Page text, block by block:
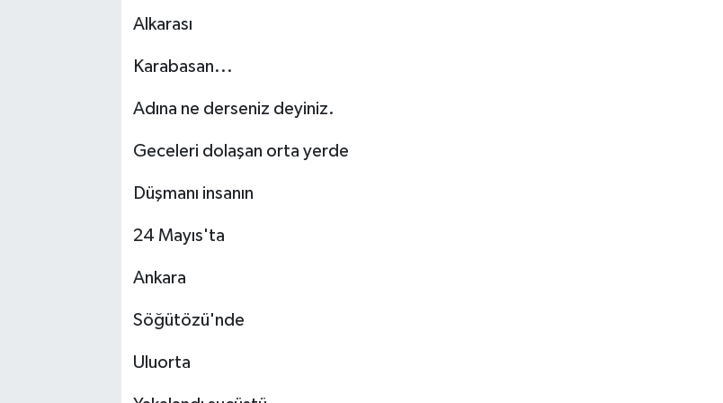
Alkarası
Karabasan...
Adına ne derseniz deyiniz.
Geceleri dolaşan orta yerde
Düşmanı insanın
24 Mayıs'ta
Ankara
Söğütözü'nde
Uluorta